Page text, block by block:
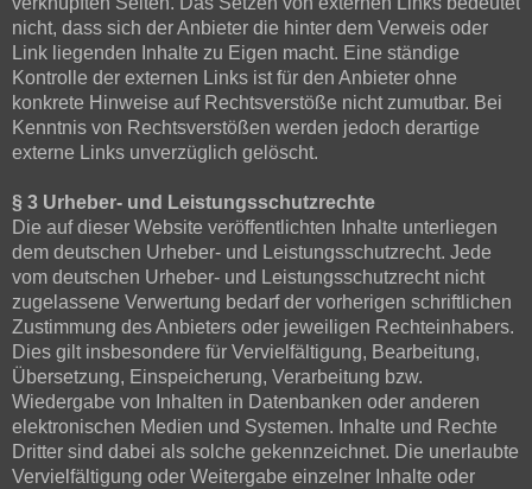
nicht, dass sich der Anbieter die hinter dem Verweis oder
Link liegenden Inhalte zu Eigen macht. Eine ständige
Kontrolle der externen Links ist für den Anbieter ohne
konkrete Hinweise auf Rechtsverstöße nicht zumutbar. Bei
Kenntnis von Rechtsverstößen werden jedoch derartige
externe Links unverzüglich gelöscht.
§ 3 Urheber- und Leistungsschutzrechte
Die auf dieser Website veröffentlichten Inhalte unterliegen
dem deutschen Urheber- und Leistungsschutzrecht. Jede
vom deutschen Urheber- und Leistungsschutzrecht nicht
zugelassene Verwertung bedarf der vorherigen schriftlichen
Zustimmung des Anbieters oder jeweiligen Rechteinhabers.
Dies gilt insbesondere für Vervielfältigung, Bearbeitung,
Übersetzung, Einspeicherung, Verarbeitung bzw.
Wiedergabe von Inhalten in Datenbanken oder anderen
elektronischen Medien und Systemen. Inhalte und Rechte
Dritter sind dabei als solche gekennzeichnet. Die unerlaubte
Vervielfältigung oder Weitergabe einzelner Inhalte oder